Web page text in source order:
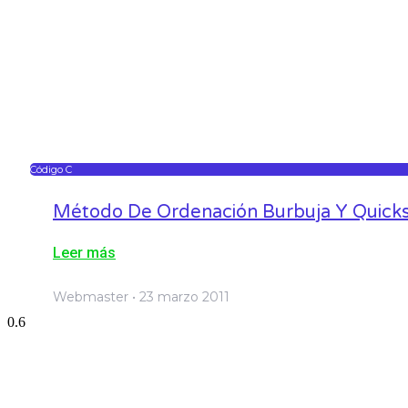
Código C
Método De Ordenación Burbuja Y
Leer más
Webmaster 23 marzo 2011